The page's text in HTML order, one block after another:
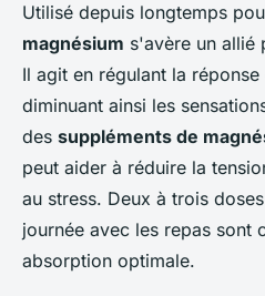
Utilisé depuis longtemps
magnésium s'avère un allié
Il agit en régulant la
diminuant ainsi les
des suppléments de
peut aider à réduire la
au stress. Deux à trois
journée avec les repas sont
absorption optimale.